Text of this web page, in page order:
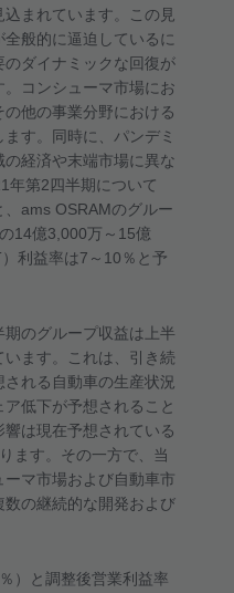
まれています。この見
般的に逼迫しているに
のダイナミックな回復が
コンシューマ市場にお
他の事業分野における
す。同時に、パンデミ
経済や末端市場に異な
年第2四半期について
ams OSRAMのグルー
14億3,000万～ 15億
）利益率は7 ～ 10 ％と予
のグループ収益は上半
ます。これは、引き続
れる自動車の生産状況
低下が予想されること
は現在予想されている
ます。その一方で、当
マ市場および自動車市
の継続的な開発および
）と調整後営業利益率